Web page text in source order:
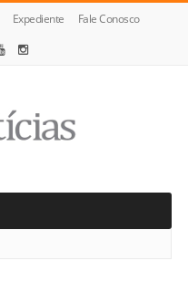
Expediente Fale Conosco